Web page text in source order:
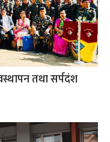
तथा सर्पदंश